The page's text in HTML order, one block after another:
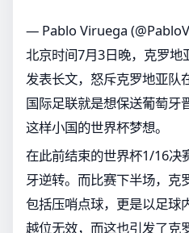
— Pablo Viruega
北京时间7月3日晚，克罗地
发表长文，怒斥克罗地亚队
国际足联就是想保送葡萄牙
这样小国的世界杯梦想。
在此前结束的世界杯1/16决
牙逆转。而比赛下半场，克
包括压哨点球，更是以足球
越位无效，而这也引发了克